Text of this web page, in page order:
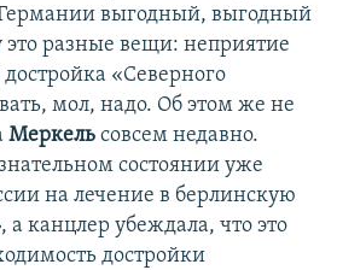
выгодный, выгодный
это разные вещи: неприятие
«Северного
мол, надо. Об этом же не
Меркель совсем недавно.
состоянии уже
на лечение в берлинскую
канцлер убеждала, что это
достройки